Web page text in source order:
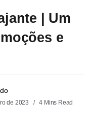
| Um
e
de 2023 4 Mins Read